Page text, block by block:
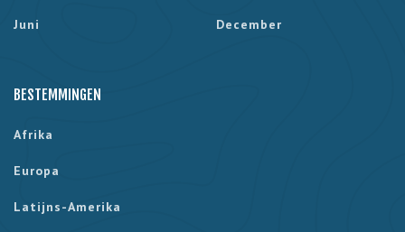
Juni December
BESTEMMINGEN
Afrika
Europa
Latijns-Amerika